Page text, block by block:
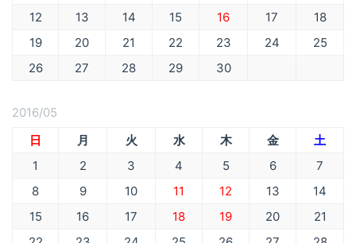
12
13 14 15 16 17
18
19
20 21 22 23 24
25
26
27 28 29 30
2016/05
日
月 火 水 木 金
土
1
2 3 4 5 6
7
8
9 10 11 12 13
14
15
16 17 18 19 20
21